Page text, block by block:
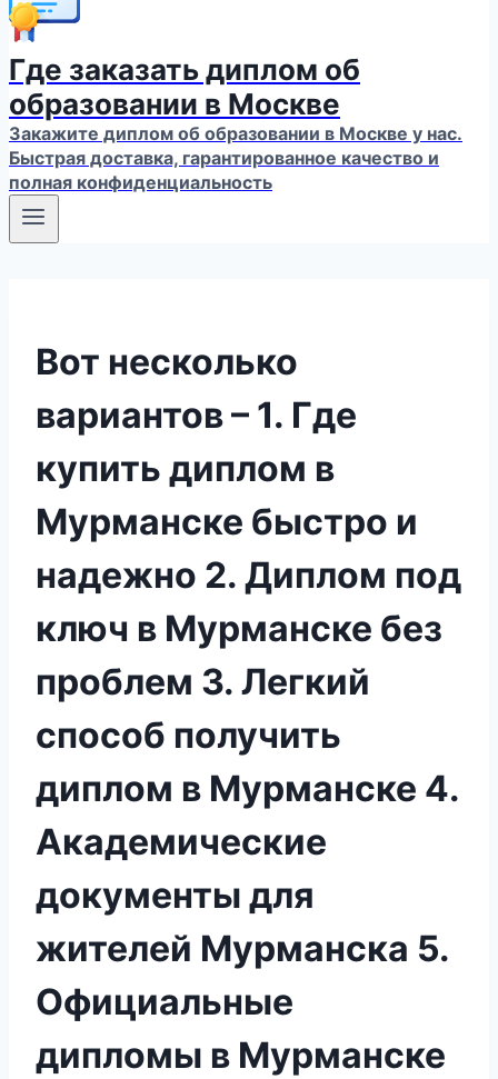
Где заказать диплом об
образовании в Москве
Закажите диплом об образовании в Москве у нас.
Быстрая доставка, гарантированное качество и
полная конфиденциальность
Вот несколько
вариантов – 1. Где
купить диплом в
Мурманске быстро и
надежно 2. Диплом под
ключ в Мурманске без
проблем 3. Легкий
способ получить
диплом в Мурманске 4.
Академические
документы для
жителей Мурманска 5.
Официальные
дипломы в Мурманске